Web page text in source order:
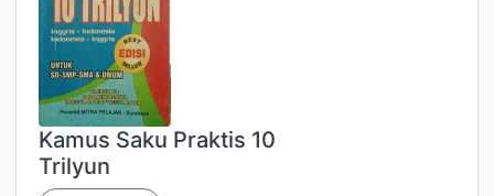
Kamus Saku Praktis 10
Trilyun